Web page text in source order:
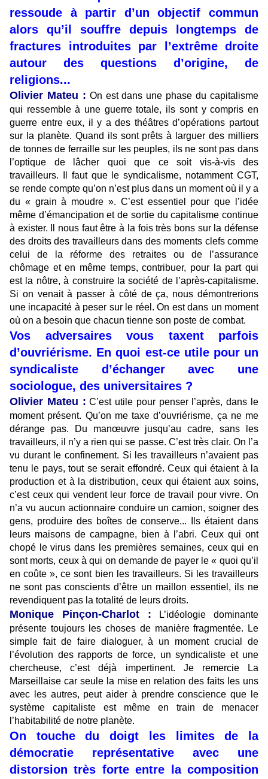
ressoude à partir d’un objectif commun
alors qu’il souffre depuis longtemps de
fractures introduites par l’extrême droite
autour des questions d’origine, de
religions...
Olivier Mateu : On est dans une phase du capitalisme
qui ressemble à une guerre totale, ils sont y compris en
guerre entre eux, il y a des théâtres d’opérations partout
sur la planète. Quand ils sont prêts à larguer des milliers
de tonnes de ferraille sur les peuples, ils ne sont pas dans
l’optique de lâcher quoi que ce soit vis-à-vis des
travailleurs. Il faut que le syndicalisme, notamment CGT,
se rende compte qu’on n’est plus dans un moment où il y a
du « grain à moudre ». C’est essentiel pour que l’idée
même d’émancipation et de sortie du capitalisme continue
à exister. Il nous faut être à la fois très bons sur la défense
des droits des travailleurs dans des moments clefs comme
celui de la réforme des retraites ou de l’assurance
chômage et en même temps, contribuer, pour la part qui
est la nôtre, à construire la société de l’après-capitalisme.
Si on venait à passer à côté de ça, nous démontrerions
une incapacité à peser sur le réel. On est dans un moment
où on a besoin que chacun tienne son poste de combat.
Vos adversaires vous taxent parfois
d’ouvriérisme. En quoi est-ce utile pour un
syndicaliste d’échanger avec une
sociologue, des universitaires ?
Olivier Mateu : C’est utile pour penser l’après, dans le
moment présent. Qu’on me taxe d’ouvriérisme, ça ne me
dérange pas. Du manœuvre jusqu’au cadre, sans les
travailleurs, il n’y a rien qui se passe. C’est très clair. On l’a
vu durant le confinement. Si les travailleurs n’avaient pas
tenu le pays, tout se serait effondré. Ceux qui étaient à la
production et à la distribution, ceux qui étaient aux soins,
c’est ceux qui vendent leur force de travail pour vivre. On
n’a vu aucun actionnaire conduire un camion, soigner des
gens, produire des boîtes de conserve... Ils étaient dans
leurs maisons de campagne, bien à l’abri. Ceux qui ont
chopé le virus dans les premières semaines, ceux qui en
sont morts, ceux à qui on demande de payer le « quoi qu’il
en coûte », ce sont bien les travailleurs. Si les travailleurs
ne sont pas conscients d’être un maillon essentiel, ils ne
revendiquent pas la totalité de leurs droits.
Monique Pinçon-Charlot : L’idéologie dominante
présente toujours les choses de manière fragmentée. Le
simple fait de faire dialoguer, à un moment crucial de
l’évolution des rapports de force, un syndicaliste et une
chercheuse, c’est déjà impertinent. Je remercie La
Marseillaise car seule la mise en relation des faits les uns
avec les autres, peut aider à prendre conscience que le
système capitaliste est même en train de menacer
l’habitabilité de notre planète.
On touche du doigt les limites de la
démocratie représentative avec une
distorsion très forte entre la composition